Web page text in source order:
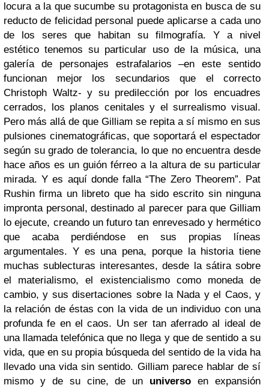
locura a la que sucumbe su protagonista en busca de su
reducto de felicidad personal puede aplicarse a cada uno
de los seres que habitan su filmografía. Y a nivel
estético tenemos su particular uso de la música, una
galería de personajes estrafalarios –en este sentido
funcionan mejor los secundarios que el correcto
Christoph Waltz- y su predilección por los encuadres
cerrados, los planos cenitales y el surrealismo visual.
Pero más allá de que Gilliam se repita a sí mismo en sus
pulsiones cinematográficas, que soportará el espectador
según su grado de tolerancia, lo que no encuentra desde
hace años es un guión férreo a la altura de su particular
mirada. Y es aquí donde falla “The Zero Theorem”. Pat
Rushin firma un libreto que ha sido escrito sin ninguna
impronta personal, destinado al parecer para que Gilliam
lo ejecute, creando un futuro tan enrevesado y hermético
que acaba perdiéndose en sus propias líneas
argumentales. Y es una pena, porque la historia tiene
muchas sublecturas interesantes, desde la sátira sobre
el materialismo, el existencialismo como moneda de
cambio, y sus disertaciones sobre la Nada y el Caos, y
la relación de éstas con la vida de un individuo con una
profunda fe en el caos. Un ser tan aferrado al ideal de
una llamada telefónica que no llega y que de sentido a su
vida, que en su propia búsqueda del sentido de la vida ha
llevado una vida sin sentido. Gilliam parece hablar de sí
mismo y de su cine, de un universo en expansión